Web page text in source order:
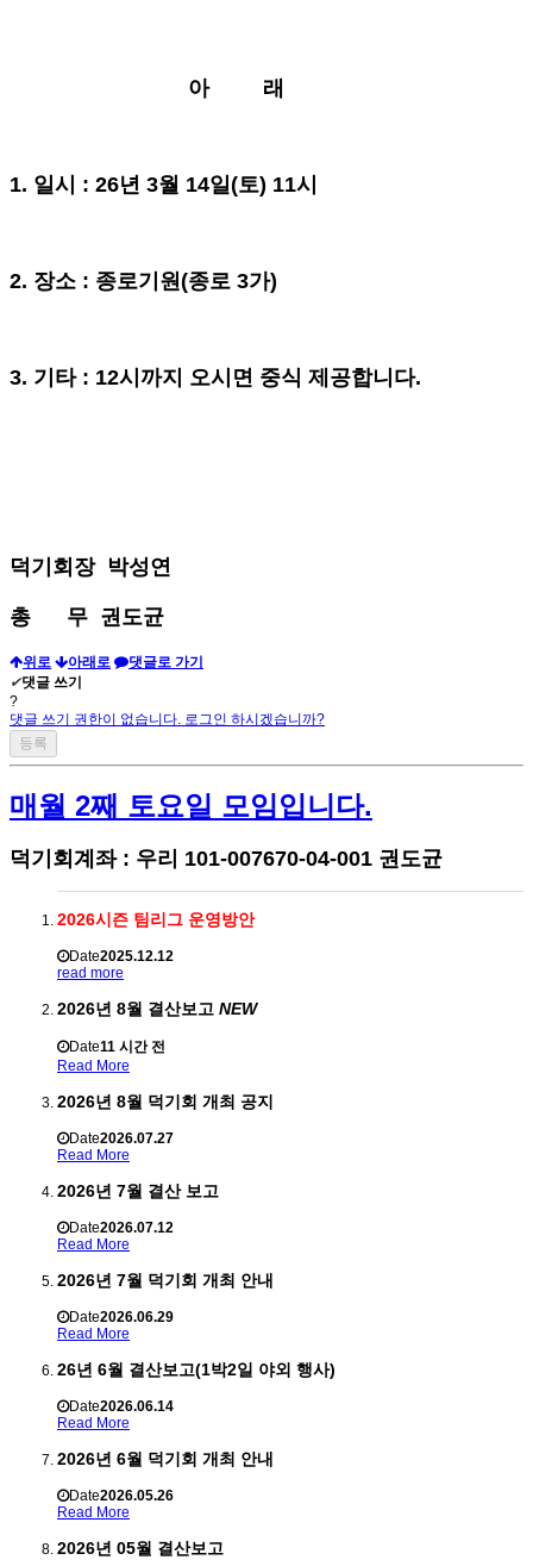
아 래
1. 일시 : 26년 3월 14일(토) 11시
2. 장소 : 종로기원(종로 3가)
3. 기타 : 12시까지 오시면 중식 제공합니다.
덕기회장 박성연
총 무 권도균
위로 아래로
댓글로 가기
✔댓글 쓰기
?
댓글 쓰기 권한이 없습니다. 로그인 하시겠습니까?
매월 2째 토요일 모임입니다.
덕기회계좌 : 우리 101-007670-04-001 권도균
2026시즌 팀리그 운영방안
Date2025.12.12
read more
2026년 8월 결산보고 NEW
Date11 시간 전
Read More
2026년 8월 덕기회 개최 공지
Date2026.07.27
Read More
2026년 7월 결산 보고
Date2026.07.12
Read More
2026년 7월 덕기회 개최 안내
Date2026.06.29
Read More
26년 6월 결산보고(1박2일 야외 행사)
Date2026.06.14
Read More
2026년 6월 덕기회 개최 안내
Date2026.05.26
Read More
2026년 05월 결산보고